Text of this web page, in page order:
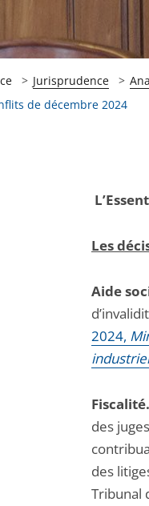
Jurisprudence
de décembre 2024
Les
Aide
2024,
Fiscalité.
des
des
Tribunal